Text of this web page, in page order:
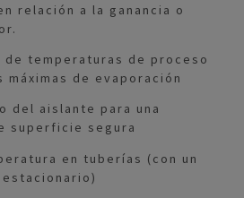
relación a la ganancia o
de temperaturas de proceso
de evaporación
del aislante para una
superficie segura
en tuberías (con un